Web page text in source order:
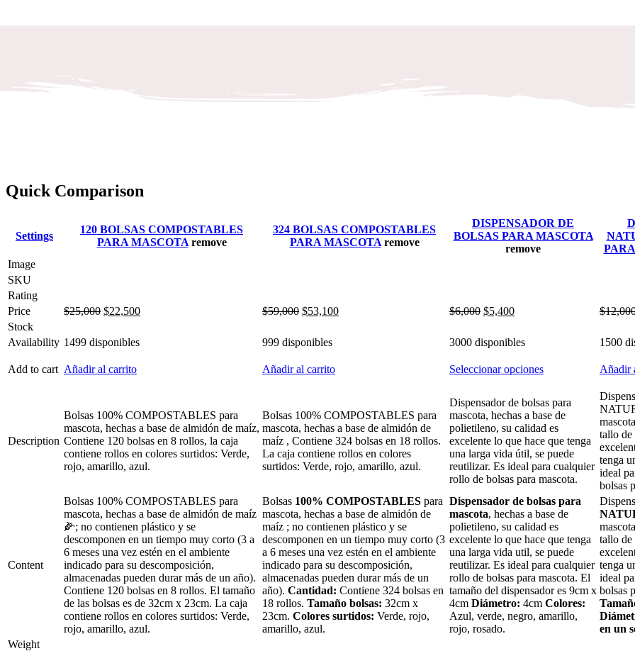
Quick Comparison
Settings
120 BOLSAS COMPOSTABLES
PARA MASCOTA remove
324 BOLSAS COMPOSTABLES
PARA MASCOTA remove
DISPENSADOR DE
BOLSAS PARA MASCOTA
remove
Image
SKU
Rating
Price
$25,000 $22,500 $59,000 $53,100 $6,000 $5,400 $
Stock
Availability 1499 disponibles 999 disponibles 3000 disponibles 1500
Add to cart Añadir al carrito Añadir al carrito Seleccionar opciones Añadir
Description
Bolsas 100% COMPOSTABLES para
mascota, hechas a base de almidón de maíz,
Contiene 120 bolsas en 8 rollos, la caja
contiene rollos en colores surtidos: Verde,
rojo, amarillo, azul.
Bolsas 100% COMPOSTABLES para
mascota, hechas a base de almidón de
maíz , Contiene 324 bolsas en 18 rollos.
La caja contiene rollos en colores
surtidos: Verde, rojo, amarillo, azul.
Dispensador de bolsas para
mascota, hechas a base de
polietileno, su calidad es
excelente lo que hace que tenga
una larga vida útil, se puede
reutilizar. Es ideal para cualquier
rollo de bolsas para mascota.
tallo de
tenga
ideal
bolsas
Content
Bolsas 100% COMPOSTABLES para
mascota, hechas a base de almidón de maíz
🌽; no contienen plástico y se
descomponen en un tiempo muy corto (3 a
6 meses una vez estén en el ambiente
indicado para su descomposición,
almacenadas pueden durar más de un año).
Contiene 120 bolsas en 8 rollos. El tamaño
de las bolsas es de 32cm x 23cm. La caja
contiene rollos en colores surtidos: Verde,
rojo, amarillo, azul.
Bolsas 100% COMPOSTABLES para
mascota, hechas a base de almidón de
maíz ; no contienen plástico y se
descomponen en un tiempo muy corto (3
a 6 meses una vez estén en el ambiente
indicado para su descomposición,
almacenadas pueden durar más de un
año). Cantidad: Contiene 324 bolsas en
18 rollos. Tamaño bolsas: 32cm x
23cm. Colores surtidos: Verde, rojo,
amarillo, azul.
Dispensador de bolsas para
mascota, hechas a base de
polietileno, su calidad es
excelente lo que hace que tenga
una larga vida util, se puede
reutilizar. Es ideal para cualquier
rollo de bolsas para mascota. El
tamaño del dispensador es 9cm x
4cm Diámetro: 4cm Colores:
Azul, verde, negro, amarillo,
rojo, rosado.
tallo de
tenga
ideal
bolsas
en un
Weight